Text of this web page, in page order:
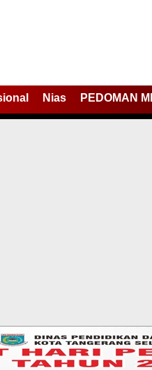
Nias PEDOMAN